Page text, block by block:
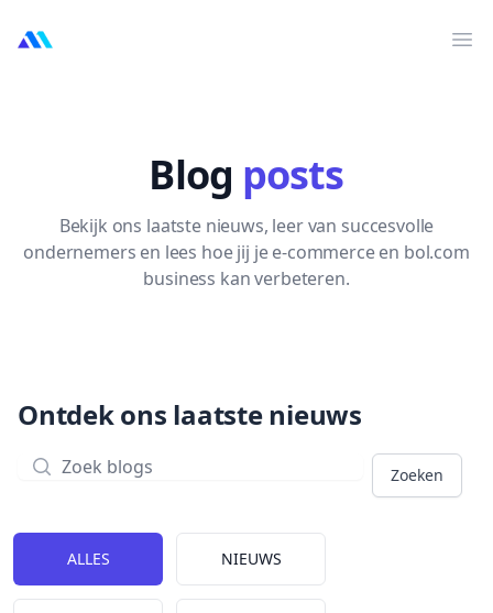
MarktMentor
Blog posts
Bekijk ons laatste nieuws, leer van succesvolle
ondernemers en lees hoe jij je e-commerce en bol.com
business kan verbeteren.
Ontdek ons laatste nieuws
Zoeken
Kies een tab
ALLES NIEUWS